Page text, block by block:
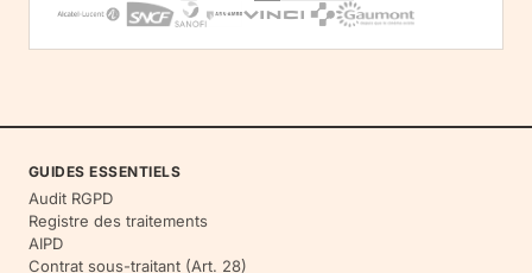
GUIDES ESSENTIELS
Audit RGPD
Registre des traitements
AIPD
Contrat sous-traitant (Art. 28)